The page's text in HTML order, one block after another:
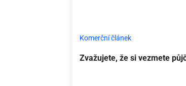
Komerční článek
Zvažujete, že si vezmete